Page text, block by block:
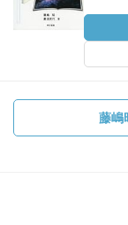
藤嶋